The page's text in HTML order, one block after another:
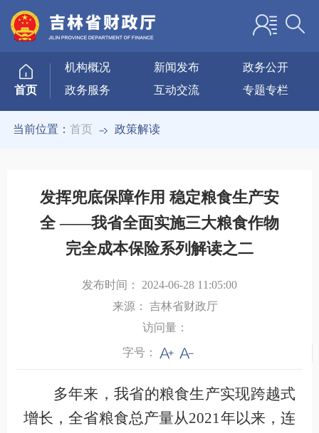
首页
机构概况 新闻发布
政务公开
政务服务
互动交流 专题专栏
当前位置：首页 政策解读
发挥兜底保障作用 稳定粮食生产安
全 ——我省全面实施三大粮食作物
完全成本保险系列解读之二
发布时间： 2024-06-28 11:05:00
来源：
吉林省财政厅
访问量：
字号：
多年来，我省的粮食生产实现跨越式
增长，全省粮食总产量从2021年以来，连